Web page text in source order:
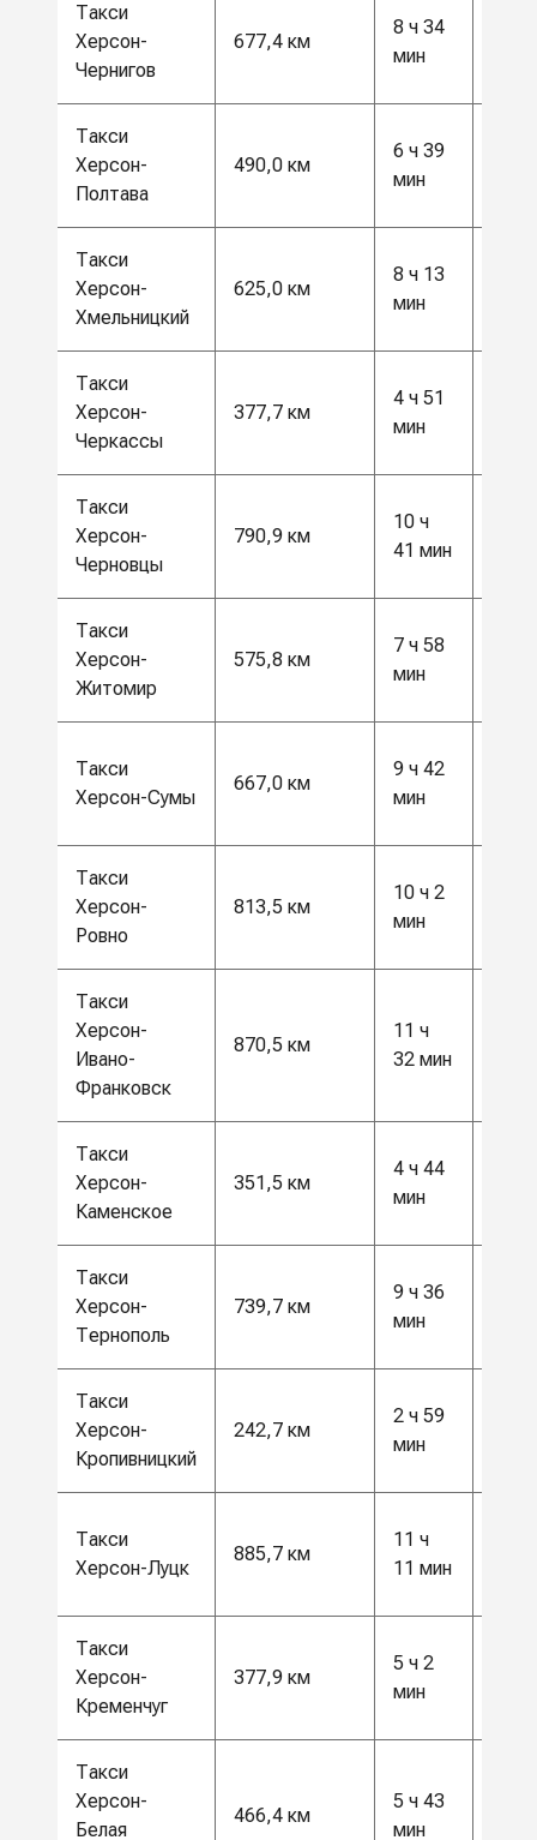
Такси
Херсон-
Чернигов
677,4 км
8 ч 34
мин
Такси
Херсон-
Полтава
490,0 км
6 ч 39
мин
Такси
Херсон-
Хмельницкий
625,0 км
8 ч 13
мин
Такси
Херсон-
Черкассы
377,7 км
4 ч 51
мин
Такси
Херсон-
Черновцы
790,9 км
10 ч
41 мин
Такси
Херсон-
Житомир
575,8 км
7 ч 58
мин
Такси
Херсон-Сумы
667,0 км
9 ч 42
мин
Такси
Херсон-
Ровно
813,5 км
10 ч 2
мин
Такси
Херсон-
Ивано-
Франковск
870,5 км
11 ч
32 мин
Такси
Херсон-
Каменское
351,5 км
4 ч 44
мин
Такси
Херсон-
Тернополь
739,7 км
9 ч 36
мин
Такси
Херсон-
Кропивницкий
242,7 км
2 ч 59
мин
Такси
Херсон-Луцк
885,7 км
11 ч
11 мин
Такси
Херсон-
Кременчуг
377,9 км
5 ч 2
мин
Такси
Херсон-
Белая
466,4 км
5 ч 43
мин